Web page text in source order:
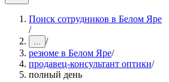
Поиск сотрудников в Белом Яре
/
... /
резюме в Белом Яре/
продавец-консультант оптики/
полный день